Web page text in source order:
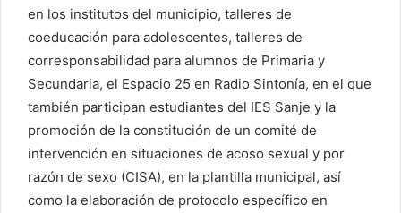
en los institutos del municipio, talleres de
coeducación para adolescentes, talleres de
corresponsabilidad para alumnos de Primaria y
Secundaria, el Espacio 25 en Radio Sintonía, en el que
también participan estudiantes del IES Sanje y la
promoción de la constitución de un comité de
intervención en situaciones de acoso sexual y por
razón de sexo (CISA), en la plantilla municipal, así
como la elaboración de protocolo específico en